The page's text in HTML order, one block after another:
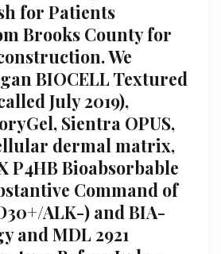
for Patients
Brooks County for
We
BIOCELL Textured
July 2019),
Sientra OPUS,
dermal matrix,
P4HB Bioabsorbable
Command of
ALK-) and BIA-
and MDL 2921